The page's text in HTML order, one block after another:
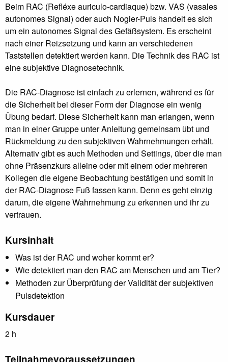
Beim RAC (Refléxe auriculo-cardiaque) bzw. VAS (vasales
autonomes Signal) oder auch Nogier-Puls handelt es sich
um ein autonomes Signal des Gefäßsystem. Es erscheint
nach einer Reizsetzung und kann an verschiedenen
Taststellen detektiert werden kann. Die Technik des RAC ist
eine subjektive Diagnosetechnik.
Die RAC-Diagnose ist einfach zu erlernen, während es für
die Sicherheit bei dieser Form der Diagnose ein wenig
Übung bedarf. Diese Sicherheit kann man erlangen, wenn
man in einer Gruppe unter Anleitung gemeinsam übt und
Rückmeldung zu den subjektiven Wahrnehmungen erhält.
Alternativ gibt es auch Methoden und Settings, über die man
ohne Präsenzkurs alleine oder mit einem oder mehreren
Kollegen die eigene Beobachtung bestätigen und somit in
der RAC-Diagnose Fuß fassen kann. Denn es geht einzig
darum, die eigene Wahrnehmung zu erkennen und ihr zu
vertrauen.
Kursinhalt
Was ist der RAC und woher kommt er?
Wie detektiert man den RAC am Menschen und am Tier?
Methoden zur Überprüfung der Validität der subjektiven
Pulsdetektion
Kursdauer
2 h